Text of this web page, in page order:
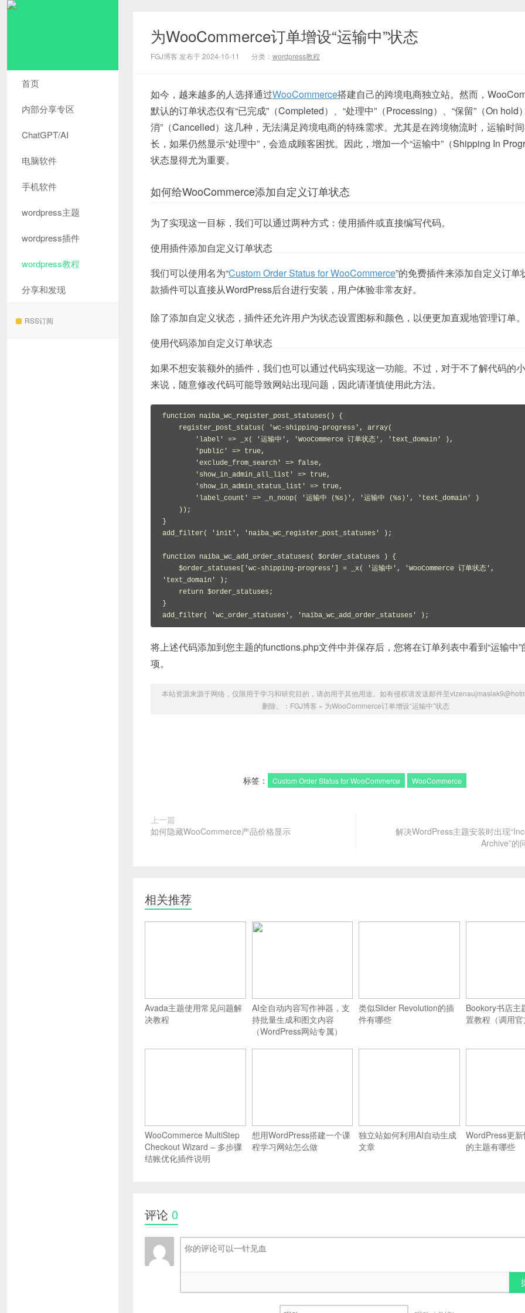
首页
内部分享专区
ChatGPT/AI
电脑软件
手机软件
wordpress主题
wordpress插件
wordpress教程
分享和发现
RSS订阅
为WooCommerce订单增设“运输中”状态
FGJ博客 发布于 2024-10-11 分类： wordpress教程
如今，越来越多的人选择通过WooCommerce搭建自己的跨境电商独立站。然而，
默认的订单状态仅有“已完成”（Completed）、“处理中”（Processing）、“保留”（On hold
消”（Cancelled）这几种，无法满足跨境电商的特殊需求。尤其是在跨境物流时，运输时
长，如果仍然显示“处理中”，会造成顾客困扰。因此，增加一个“运输中”（Shipping In
状态显得尤为重要。
如何给WooCommerce添加自定义订单状态
为了实现这一目标，我们可以通过两种方式：使用插件或直接编写代码。
使用插件添加自定义订单状态
我们可以使用名为“Custom Order Status for WooCommerce”的免费插件来添加自定义订单
款插件可以直接从WordPress后台进行安装，用户体验非常友好。
除了添加自定义状态，插件还允许用户为状态设置图标和颜色，以便更加直观地管理订单。
使用代码添加自定义订单状态
如果不想安装额外的插件，我们也可以通过代码实现这一功能。不过，对于不了解代码的
来说，随意修改代码可能导致网站出现问题，因此请谨慎使用此方法。
function naiba_wc_register_post_statuses() {
}
add_filter( 'init', 'naiba_wc_register_post_statuses' );
function naiba_wc_add_order_statuses( $order_statuses ) {
'text_domain' );
}
add_filter( 'wc_order_statuses', 'naiba_wc_add_order_statuses' );
将上述代码添加到您主题的functions.php文件中并保存后，您将在订单列表中看到“运输中”
项。
本站资源来源于网络，仅限用于学习和研究目的，请勿用于其他用途。如有侵权请发送邮件至
删除。： FGJ博客 » 为WooCommerce订单增设“运输中”状态
标签： Custom Order Status for WooCommerce WooCommerce
上一篇
如何隐藏WooCommerce产品价格显示
解决WordPress主题安装时出现
Archive”的
相关推荐
Avada主题使用常见问题解
决教程
AI全自动内容写作神器，支
持批量生成和图文内容
（WordPress网站专属）
类似Slider Revolution的插
件有哪些
Bookory书店主
置教程（调用
WooCommerce MultiStep
Checkout Wizard – 多步骤
结账优化插件说明
想用WordPress搭建一个课
程学习网站怎么做
独立站如何利用AI自动生成
文章
WordPress更
的主题有哪些
评论 0